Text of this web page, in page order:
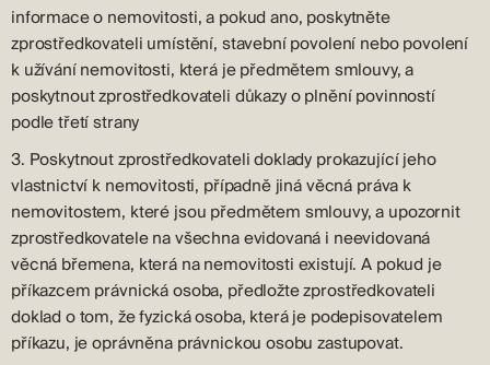
informace o nemovitosti, a pokud ano, poskytněte
zprostředkovateli umístění, stavební povolení nebo povolení
k užívání nemovitosti, která je předmětem smlouvy, a
poskytnout zprostředkovateli důkazy o plnění povinností
podle třetí strany
3. Poskytnout zprostředkovateli doklady prokazující jeho
vlastnictví k nemovitosti, případně jiná věcná práva k
nemovitostem, které jsou předmětem smlouvy, a upozornit
zprostředkovatele na všechna evidovaná i neevidovaná
věcná břemena, která na nemovitosti existují. A pokud je
příkazcem právnická osoba, předložte zprostředkovateli
doklad o tom, že fyzická osoba, která je podepisovatelem
příkazu, je oprávněna právnickou osobu zastupovat.